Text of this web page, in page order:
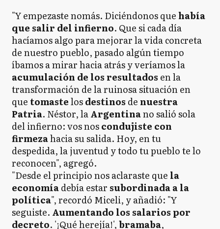
"Y empezaste nomás. Diciéndonos que había
que salir del infierno. Que si cada día
hacíamos algo para mejorar la vida concreta
de nuestro pueblo, pasado algún tiempo
íbamos a mirar hacia atrás y veríamos la
acumulación de los resultados en la
transformación de la ruinosa situación en
que tomastelosdestinos de nuestra
Patria. Néstor, laArgentinano salió sola
del infierno: vos noscondujiste con
firmezahacia su salida. Hoy, en tu
despedida, la juventud y todo tu pueblo te lo
reconocen", agregó.
"Desde el principio nos aclaraste que la
economíadebía estar subordinada a la
política", recordó Miceli, y añadió: "Y
seguiste. Aumentando los salarios por
decreto. '¡Qué herejía!',bramaba,